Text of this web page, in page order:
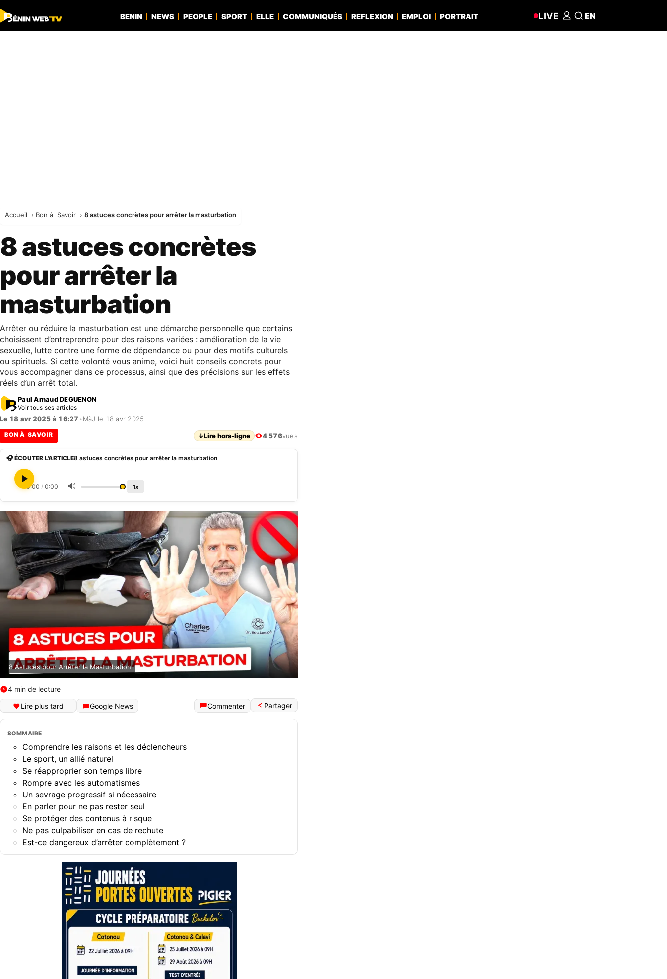
BENIN NEWS PEOPLE SPORT ELLE COMMUNIQUÉS REFLEXION EMPLOI PORTRAIT LIVE EN
Accueil Bon à Savoir 8 astuces concrètes pour arrêter la masturbation
8 astuces concrètes
pour arrêter la
masturbation
Arrêter ou réduire la masturbation est une démarche personnelle que certains
choisissent d’entreprendre pour des raisons variées : amélioration de la vie
sexuelle, lutte contre une forme de dépendance ou pour des motifs culturels
ou spirituels. Si cette volonté vous anime, voici huit conseils concrets pour
vous accompagner dans ce processus, ainsi que des précisions sur les effets
réels d’un arrêt total.
Paul Arnaud DEGUENON
Voir tous ses articles
Le 18 avr 2025 à 16:27 • MàJ le 18 avr 2025
BON À SAVOIR ↓Lire hors-ligne 4 576vues
🎧 ÉCOUTER L'ARTICLE8 astuces concrètes pour arrêter la masturbation
0:00 / 0:00 🔊 1x
8 Astuces pour Arrêter la Masturbation
4 min de lecture
Lire plus tard
Google News Commenter Partager
SOMMAIRE
Comprendre les raisons et les déclencheurs
Le sport, un allié naturel
Se réapproprier son temps libre
Rompre avec les automatismes
Un sevrage progressif si nécessaire
En parler pour ne pas rester seul
Se protéger des contenus à risque
Ne pas culpabiliser en cas de rechute
Est-ce dangereux d’arrêter complètement ?